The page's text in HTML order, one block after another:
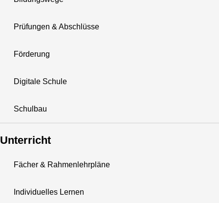
Prüfungen & Abschlüsse
Förderung
Digitale Schule
Schulbau
Unterricht
Fächer & Rahmenlehrpläne
Individuelles Lernen